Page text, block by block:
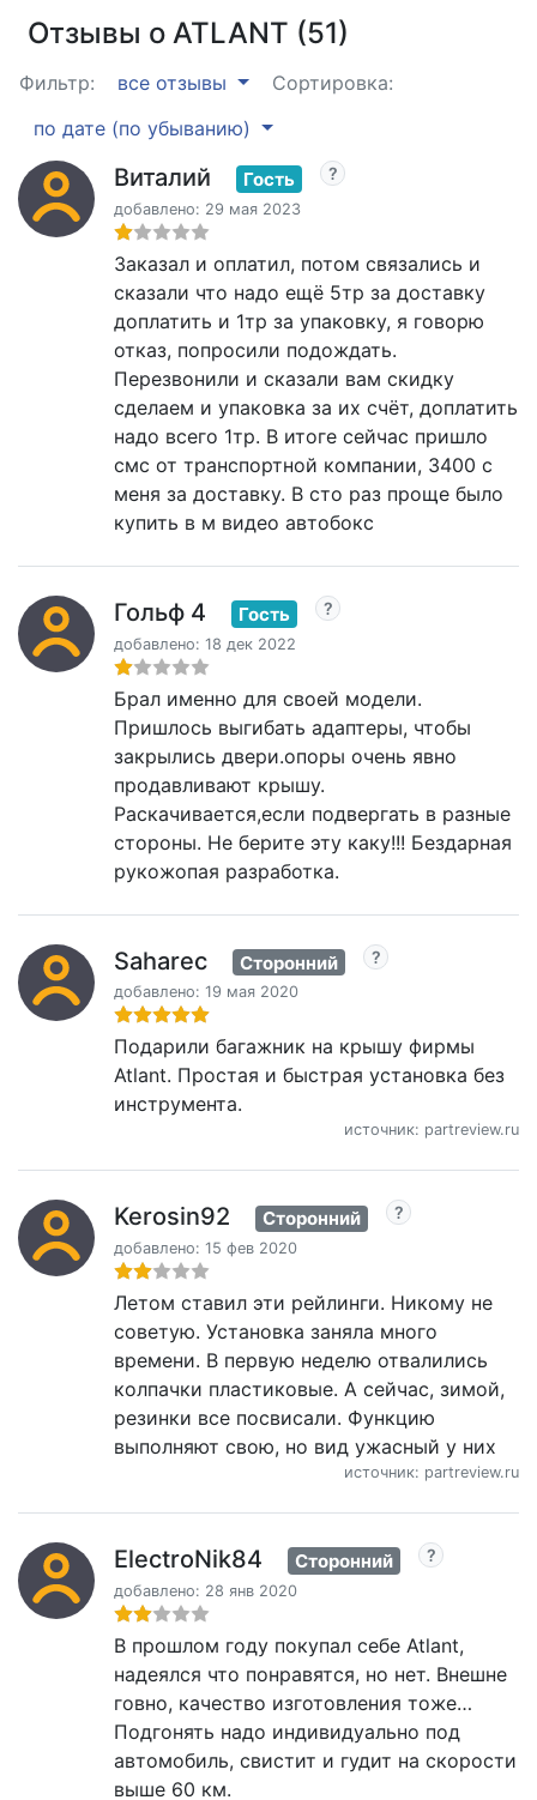
Отзывы о ATLANT (51)
Фильтр: все отзывы
Сортировка:
по дате (по убыванию)
Виталий Гость
добавлено: 29 мая 2023
Заказал и оплатил, потом связались и
сказали что надо ещё 5тр за доставку
доплатить и 1тр за упаковку, я говорю
отказ, попросили подождать.
Перезвонили и сказали вам скидку
сделаем и упаковка за их счёт, доплатить
надо всего 1тр. В итоге сейчас пришло
смс от транспортной компании, 3400 с
меня за доставку. В сто раз проще было
купить в м видео автобокс
Гольф 4 Гость
добавлено: 18 дек 2022
Брал именно для своей модели.
Пришлось выгибать адаптеры, чтобы
закрылись двери.опоры очень явно
продавливают крышу.
Раскачивается,если подвергать в разные
стороны. Не берите эту каку!!! Бездарная
рукожопая разработка.
Saharec Сторонний
добавлено: 19 мая 2020
Подарили багажник на крышу фирмы
Atlant. Простая и быстрая установка без
инструмента.
источник: partreview.ru
Kerosin92 Сторонний
добавлено: 15 фев 2020
Летом ставил эти рейлинги. Никому не
советую. Установка заняла много
времени. В первую неделю отвалились
колпачки пластиковые. А сейчас, зимой,
резинки все посвисали. Функцию
выполняют свою, но вид ужасный у них
источник: partreview.ru
ElectroNik84 Сторонний
добавлено: 28 янв 2020
В прошлом году покупал себе Atlant,
надеялся что понравятся, но нет. Внешне
говно, качество изготовления тоже…
Подгонять надо индивидуально под
автомобиль, свистит и гудит на скорости
выше 60 км.